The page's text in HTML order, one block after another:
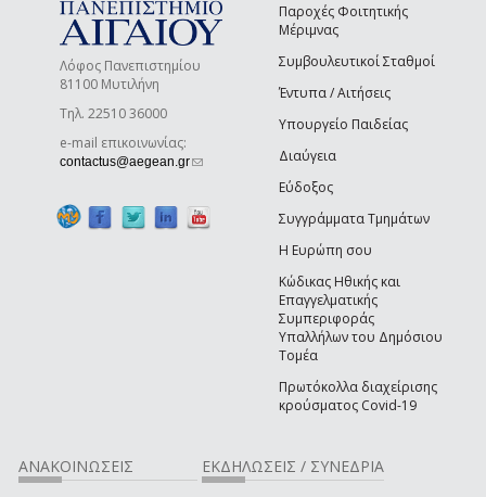
Λόφος Πανεπιστημίου
81100 Μυτιλήνη
Τηλ. 22510 36000
e-mail επικοινωνίας:
contactus@aegean.gr(link sends e-mail)
Παροχές Φοιτητικής
Μέριμνας
Συμβουλευτικοί Σταθμοί
Έντυπα / Αιτήσεις
Υπουργείο Παιδείας
Διαύγεια
Εύδοξος
Συγγράμματα Τμημάτων
Η Ευρώπη σου
Κώδικας Ηθικής και
Επαγγελματικής
Συμπεριφοράς
Υπαλλήλων του Δημόσιου
Τομέα
Πρωτόκολλα διαχείρισης
κρούσματος Covid-19
ΑΝΑΚΟΙΝΩΣΕΙΣ ΕΚΔΗΛΩΣΕΙΣ / ΣΥΝΕΔΡΙΑ